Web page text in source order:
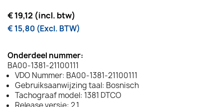
€ 19,12 (incl. btw)
€ 15,80 (Excl. BTW)
Onderdeel nummer:
BA00-1381-21100111
VDO Nummer: BA00-1381-21100111
Gebruiksaanwijzing taal: Bosnisch
Tachograaf model: 1381 DTCO